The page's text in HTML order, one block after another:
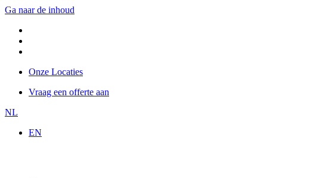
Ga naar de inhoud
Onze Locaties
Vraag een offerte aan
NL
EN